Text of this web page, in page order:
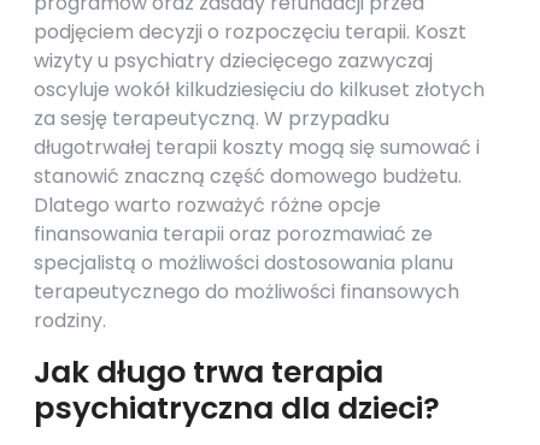
podjęciem decyzji o rozpoczęciu terapii. Koszt
wizyty u psychiatry dziecięcego zazwyczaj
oscyluje wokół kilkudziesięciu do kilkuset złotych
za sesję terapeutyczną. W przypadku
długotrwałej terapii koszty mogą się sumować i
stanowić znaczną część domowego budżetu.
Dlatego warto rozważyć różne opcje
finansowania terapii oraz porozmawiać ze
specjalistą o możliwości dostosowania planu
terapeutycznego do możliwości finansowych
rodziny.
Jak długo trwa terapia
psychiatryczna dla dzieci?